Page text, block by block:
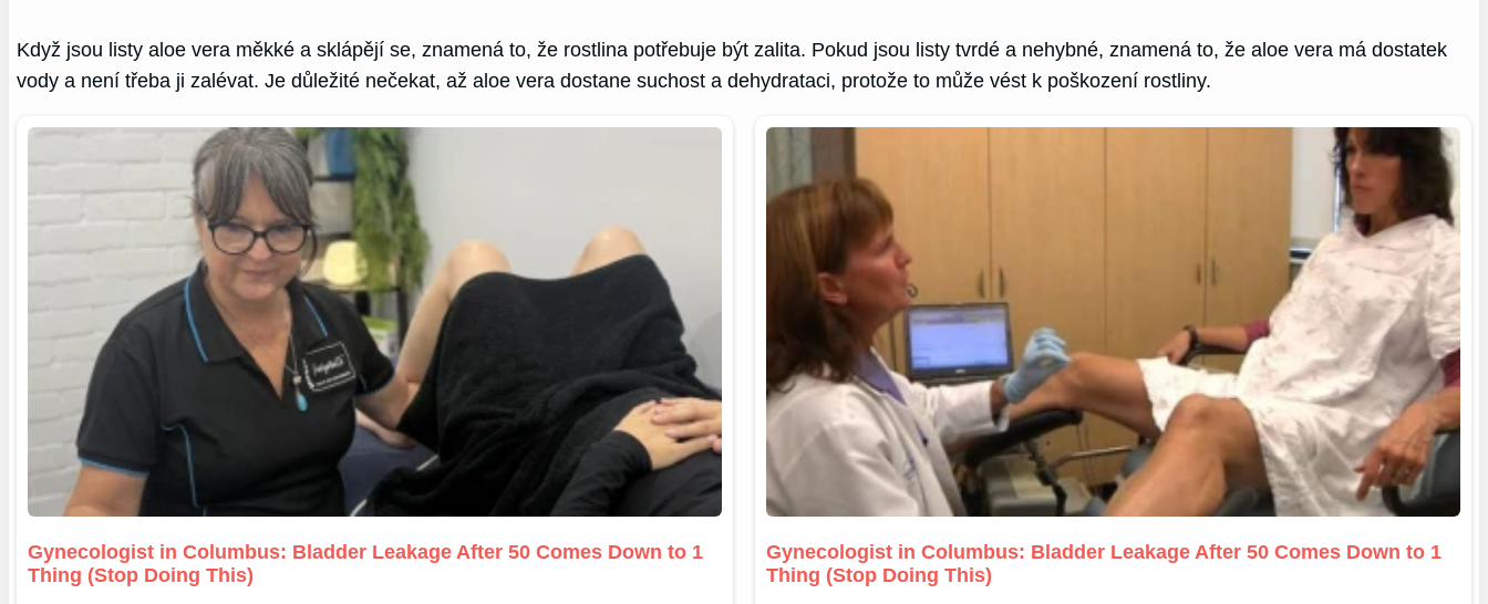
Když jsou listy aloe vera měkké a sklápějí se, znamená to, že rostlina potřebuje být zalita. Pokud jsou listy tvrdé a nehybné, znamená to, že aloe vera má dostatek
vody a není třeba ji zalévat. Je důležité nečekat, až aloe vera dostane suchost a dehydrataci, protože to může vést k poškození rostliny.
Gynecologist in Columbus: Bladder Leakage After 50 Comes Down to 1
Thing (Stop Doing This)
Gynecologist in Columbus: Bladder Leakage After 50 Comes Down to 1
Thing (Stop Doing This)